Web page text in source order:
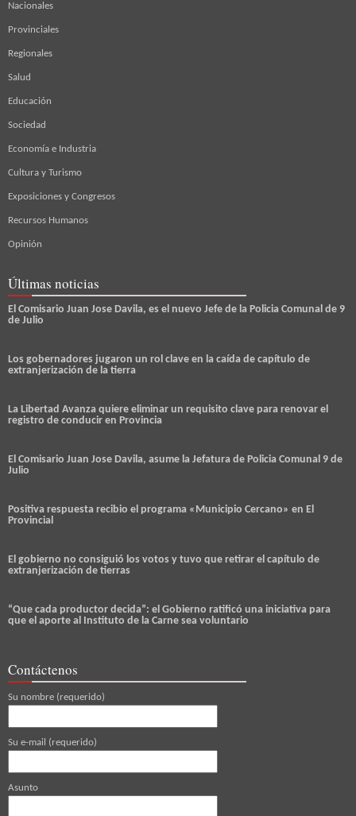
Nacionales
Provinciales
Regionales
Salud
Educación
Sociedad
Economía e Industria
Cultura y Turismo
Exposiciones y Congresos
Recursos Humanos
Opinión
Últimas noticias
El Comisario Juan Jose Davila, es el nuevo Jefe de la Policia Comunal de 9
de Julio
Los gobernadores jugaron un rol clave en la caída de capítulo de
extranjerización de la tierra
La Libertad Avanza quiere eliminar un requisito clave para renovar el
registro de conducir en Provincia
El Comisario Juan Jose Davila, asume la Jefatura de Policia Comunal 9 de
Julio
Positiva respuesta recibio el programa «Municipio Cercano» en El
Provincial
El gobierno no consiguió los votos y tuvo que retirar el capítulo de
extranjerización de tierras
“Que cada productor decida”: el Gobierno ratificó una iniciativa para
que el aporte al Instituto de la Carne sea voluntario
Contáctenos
Su nombre (requerido)
Su e-mail (requerido)
Asunto